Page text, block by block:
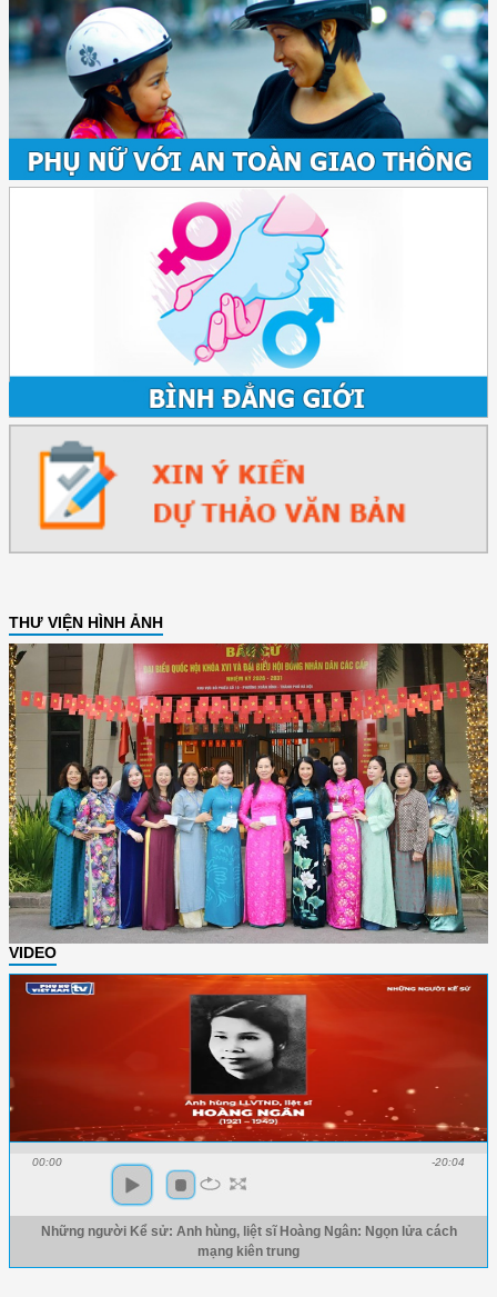
THƯ VIỆN HÌNH ẢNH
VIDEO
00:00 -20:04
Những người Kể sử: Anh hùng, liệt sĩ Hoàng Ngân: Ngọn lửa cách
mạng kiên trung